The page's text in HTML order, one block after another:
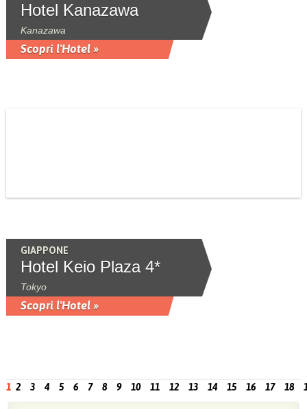
Hotel Kanazawa
Kanazawa
Scopri l'Hotel »
GIAPPONE
Hotel Keio Plaza 4*
Tokyo
Scopri l'Hotel »
1 2 3 4 5 6 7 8 9 10 11 12 13 14 15 16 17 18